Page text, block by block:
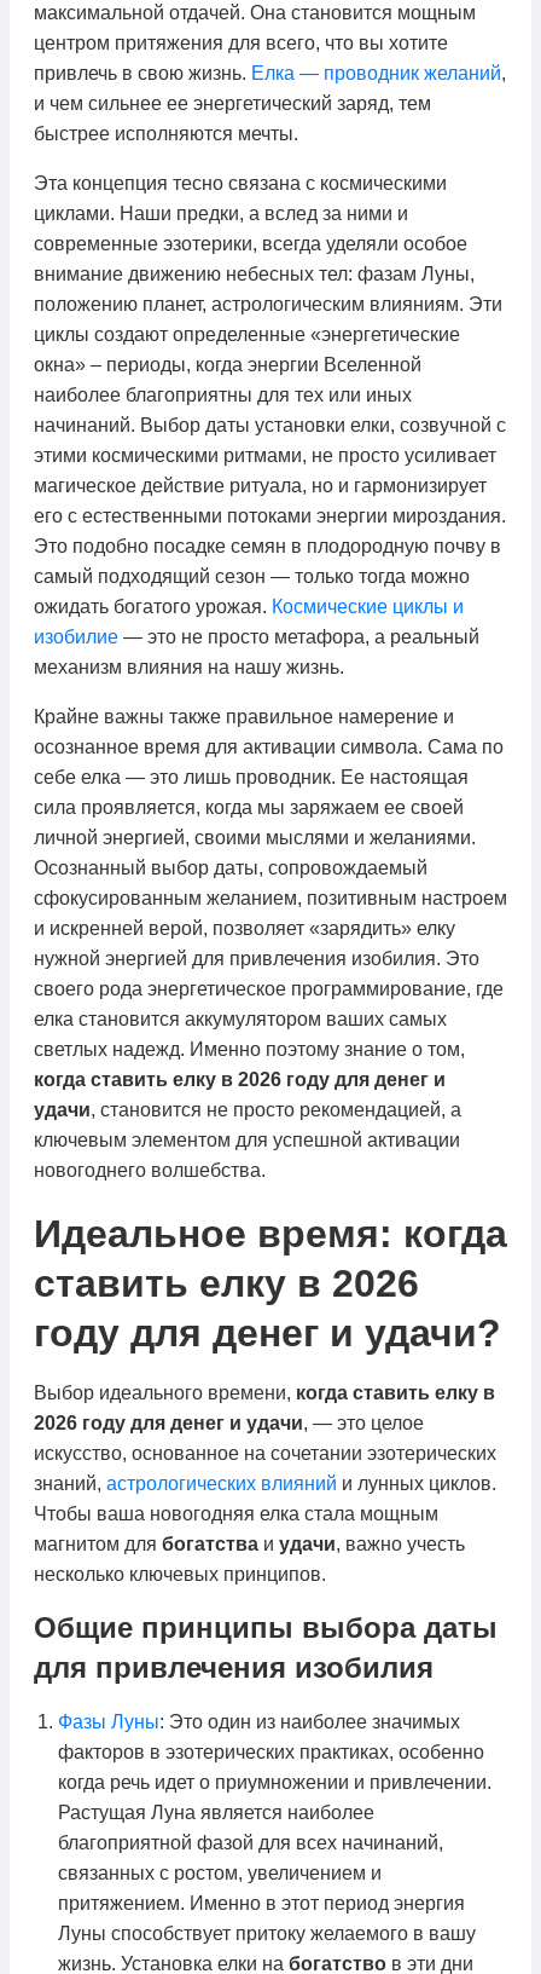
максимальной отдачей. Она становится мощным
центром притяжения для всего, что вы хотите
привлечь в свою жизнь. Елка — проводник желаний,
и чем сильнее ее энергетический заряд, тем
быстрее исполняются мечты.
Эта концепция тесно связана с космическими
циклами. Наши предки, а вслед за ними и
современные эзотерики, всегда уделяли особое
внимание движению небесных тел: фазам Луны,
положению планет, астрологическим влияниям. Эти
циклы создают определенные «энергетические
окна» – периоды, когда энергии Вселенной
наиболее благоприятны для тех или иных
начинаний. Выбор даты установки елки, созвучной с
этими космическими ритмами, не просто усиливает
магическое действие ритуала, но и гармонизирует
его с естественными потоками энергии мироздания.
Это подобно посадке семян в плодородную почву в
самый подходящий сезон — только тогда можно
ожидать богатого урожая. Космические циклы и
изобилие — это не просто метафора, а реальный
механизм влияния на нашу жизнь.
Крайне важны также правильное намерение и
осознанное время для активации символа. Сама по
себе елка — это лишь проводник. Ее настоящая
сила проявляется, когда мы заряжаем ее своей
личной энергией, своими мыслями и желаниями.
Осознанный выбор даты, сопровождаемый
сфокусированным желанием, позитивным настроем
и искренней верой, позволяет «зарядить» елку
нужной энергией для привлечения изобилия. Это
своего рода энергетическое программирование, где
елка становится аккумулятором ваших самых
светлых надежд. Именно поэтому знание о том,
когда ставить елку в 2026 году для денег и
удачи, становится не просто рекомендацией, а
ключевым элементом для успешной активации
новогоднего волшебства.
Идеальное время: когда
ставить елку в 2026
году для денег и удачи?
Выбор идеального времени, когда ставить елку в
2026 году для денег и удачи, — это целое
искусство, основанное на сочетании эзотерических
знаний, астрологических влияний и лунных циклов.
Чтобы ваша новогодняя елка стала мощным
магнитом для богатства и удачи, важно учесть
несколько ключевых принципов.
Общие принципы выбора даты
для привлечения изобилия
Фазы Луны: Это один из наиболее значимых
факторов в эзотерических практиках, особенно
когда речь идет о приумножении и привлечении.
Растущая Луна является наиболее
благоприятной фазой для всех начинаний,
связанных с ростом, увеличением и
притяжением. Именно в этот период энергия
Луны способствует притоку желаемого в вашу
жизнь. Установка елки на богатство в эти дни